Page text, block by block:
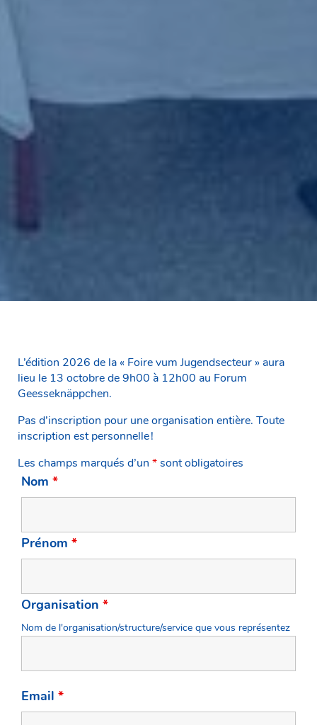
L’édition 2026 de la « Foire vum Jugendsecteur » aura
lieu le 13 octobre de 9h00 à 12h00 au Forum
Geesseknäppchen.
Pas d’inscription pour une organisation entière. Toute
inscription est personnelle !
Les champs marqués d’un *sont obligatoires
Nom *
Prénom *
Organisation *
Nom de l'organisation/structure/service que vous représentez
Email *